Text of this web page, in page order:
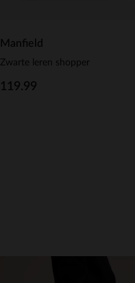
Manfield
Zwarte leren shopper
119.99